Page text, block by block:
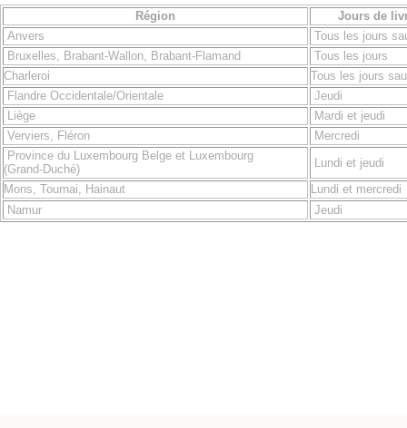
Région
Jours de
Anvers
Tous les jours
Bruxelles, Brabant-Wallon, Brabant-Flamand
Tous les jours
Charleroi
Tous les jours
Flandre Occidentale/Orientale
Jeudi
Liège
Mardi et jeudi
Verviers, Fléron
Mercredi
Province du Luxembourg Belge et Luxembourg
(Grand-Duché)
Lundi et jeudi
Mons, Tournai, Hainaut
Lundi et mercredi
Namur
Jeudi